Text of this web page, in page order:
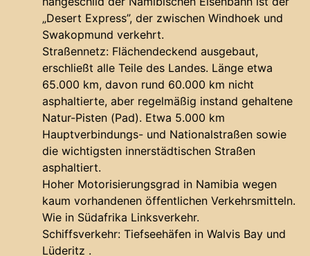
„Desert Express”, der zwischen Windhoek und
Swakopmund verkehrt.
Straßennetz: Flächendeckend ausgebaut,
erschließt alle Teile des Landes. Länge etwa
65.000 km, davon rund 60.000 km nicht
asphaltierte, aber regelmäßig instand gehaltene
Natur-Pisten (Pad). Etwa 5.000 km
Hauptverbindungs- und Nationalstraßen sowie
die wichtigsten innerstädtischen Straßen
asphaltiert.
Hoher Motorisierungsgrad in Namibia wegen
kaum vorhandenen öffentlichen Verkehrsmitteln.
Wie in Südafrika Linksverkehr.
Schiffsverkehr: Tiefseehäfen in Walvis Bay und
Lüderitz .